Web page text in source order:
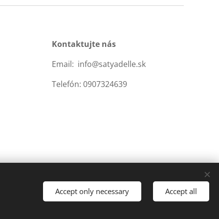
Kontaktujte nás
Email: info@satyadelle.sk
Telefón: 0907324639
Accept only necessary Accept all